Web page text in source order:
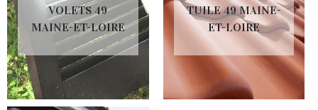
VOLETS 49
MAINE-ET-LOIRE
TUILE 49 MAINE-
ET-LOIRE